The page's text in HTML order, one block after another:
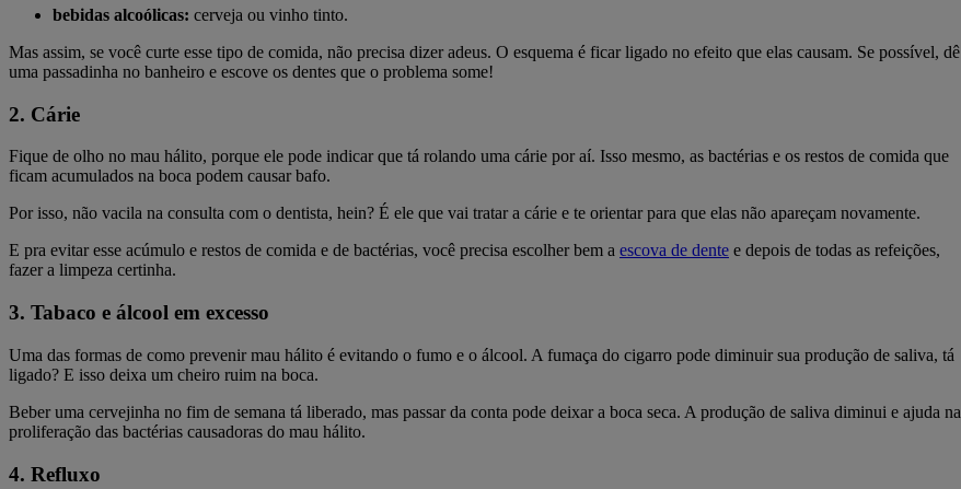
bebidas alcoólicas: cerveja ou vinho tinto.
Mas assim, se você curte esse tipo de comida, não precisa dizer adeus. O esquema é ficar ligado no efeito que elas causam. Se possível, dê
uma passadinha no banheiro e escove os dentes que o problema some!
2. Cárie
Fique de olho no mau hálito, porque ele pode indicar que tá rolando uma cárie por aí. Isso mesmo, as bactérias e os restos de comida que
ficam acumulados na boca podem causar bafo.
Por isso, não vacila na consulta com o dentista, hein? É ele que vai tratar a cárie e te orientar para que elas não apareçam novamente.
E pra evitar esse acúmulo e restos de comida e de bactérias, você precisa escolher bem a escova de dente e depois de todas as refeições,
fazer a limpeza certinha.
3. Tabaco e álcool em excesso
Uma das formas de como prevenir mau hálito é evitando o fumo e o álcool. A fumaça do cigarro pode diminuir sua produção de saliva, tá
ligado? E isso deixa um cheiro ruim na boca.
Beber uma cervejinha no fim de semana tá liberado, mas passar da conta pode deixar a boca seca. A produção de saliva diminui e ajuda na
proliferação das bactérias causadoras do mau hálito.
4. Refluxo